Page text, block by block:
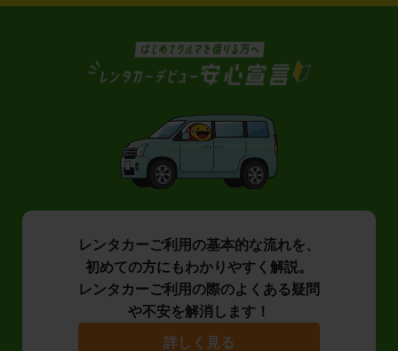
レンタカーご利用の基本的な流れを、
初めての方にもわかりやすく解説。
レンタカーご利用の際のよくある疑問
や不安を解消します！
詳しく見る